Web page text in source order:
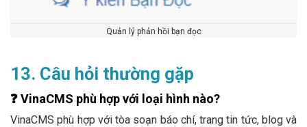
Quản lý phản hồi bạn đọc
13. Câu hỏi thường gặp
❓VinaCMS phù hợp với loại hình nào?
VinaCMS phù hợp với tòa soạn báo chí, trang tin tức, blog và